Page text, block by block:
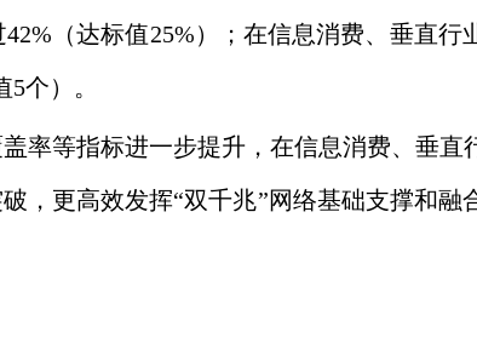
42%（达标值25%）；在信息消费、垂直
个）。
等指标进一步提升，在信息消费、垂直
，更高效发挥“双千兆”网络基础支撑和融